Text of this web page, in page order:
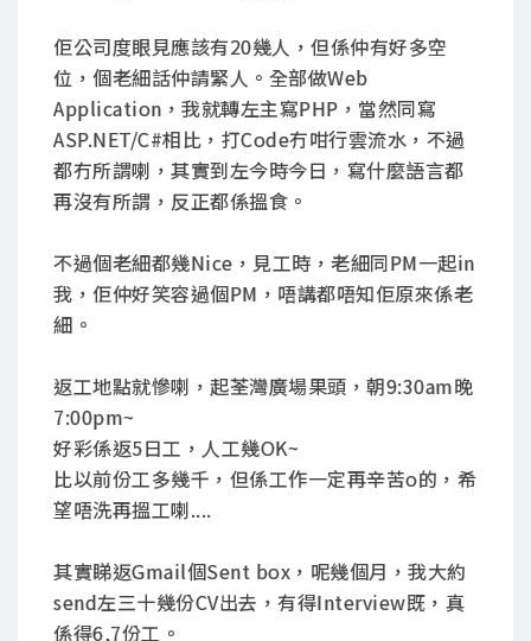
佢公司度眼見應該有20幾人，但係仲有好多空
位，個老細話仲請緊人。全部做Web
Application，我就轉左主寫PHP，當然同寫
ASP.NET/C#相比，打Code冇咁行雲流水，不過
都冇所謂喇，其實到左今時今日，寫什麼語言都
再沒有所謂，反正都係搵食。
不過個老細都幾Nice，見工時，老細同PM一起in
我，佢仲好笑容過個PM，唔講都唔知佢原來係老
細。
返工地點就慘喇，起荃灣廣場果頭，朝9:30am晚
7:00pm~
好彩係返5日工，人工幾OK~
比以前份工多幾千，但係工作一定再辛苦o的，希
望唔洗再搵工喇....
其實睇返Gmail個Sent box，呢幾個月，我大約
send左三十幾份CV出去，有得Interview既，真
係得6,7份工。